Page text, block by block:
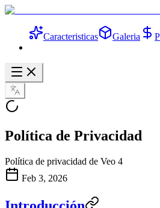
Caracteristicas Galeria
Política de Privacidad
Política de privacidad de Veo 4
Feb 3, 2026